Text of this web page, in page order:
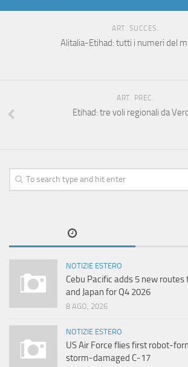
ART. SUCCES.
Alitalia-Etihad: tutti i numeri del
ART. PREC.
Etihad: tre voli regionali da
NOTIZIE ESTERO
Cebu Pacific adds 5 new routes
and Japan for Q4 2026
8 AGO, 2026
NOTIZIE ESTERO
US Air Force flies first robot-
storm-damaged C-17